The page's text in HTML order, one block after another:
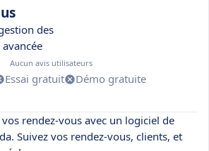
des
Aucun avis utilisateurs
Essai gratuit
Démo gratuite
rendez-vous avec un logiciel de
Suivez vos rendez-vous, clients, et